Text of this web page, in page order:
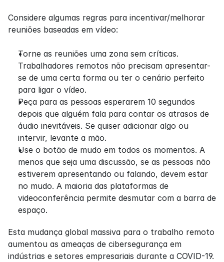
Considere algumas regras para incentivar/melhorar
reuniões baseadas em vídeo:
Torne as reuniões uma zona sem críticas.
Trabalhadores remotos não precisam apresentar-
se de uma certa forma ou ter o cenário perfeito
para ligar o vídeo.
Peça para as pessoas esperarem 10 segundos
depois que alguém fala para contar os atrasos de
áudio inevitáveis. Se quiser adicionar algo ou
intervir, levante a mão.
Use o botão de mudo em todos os momentos. A
menos que seja uma discussão, se as pessoas não
estiverem apresentando ou falando, devem estar
no mudo. A maioria das plataformas de
videoconferência permite desmutar com a barra de
espaço.
Esta mudança global massiva para o trabalho remoto
aumentou as ameaças de cibersegurança em
indústrias e setores empresariais durante a COVID-19.